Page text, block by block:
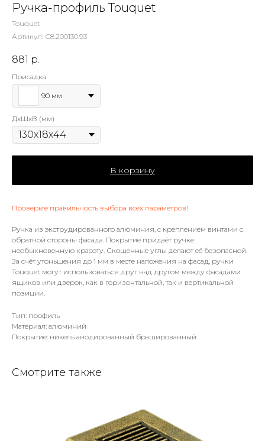
Ручка-профиль Touquet
Touquet
Артикул: С8.200130.93
881 р.
Присадка
90 мм
ДхШхВ (мм)
В корзину
Проверьте правильность выбора всех параметров!
Ручка из экструдированного алюминия, с креплением винтами с
обратной стороны фасада. Покрытие придаёт ручке
необыкновенную красоту. Скошенные углы делают её безопасной.
За счёт утоньшения до 1 мм в месте наложения на фасад, ручки
Touquet могут использоваться друг над другом между фасадами
ящиков или дверок, как в горизонтальной, так и вертикальной
позиции.
Тип: профиль
Материал: алюминий
Покрытие: никель анодированный брашированный
Смотрите также